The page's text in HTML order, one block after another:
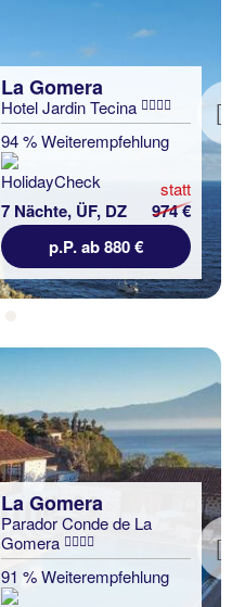
La Gomera
Hotel Jardin Tecina
94 % Weiterempfehlung
7 Nächte, ÜF, DZ
statt
974 €
p.P. ab 880 €
La Gomera
Parador Conde de La
Gomera
91 % Weiterempfehlung